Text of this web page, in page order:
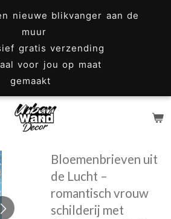
nieuwe blikvanger aan de
muur
gratis verzending
voor jou op maat
gemaakt
Bloemenbrieven uit
de Lucht –
romantisch vrouw
schilderij met